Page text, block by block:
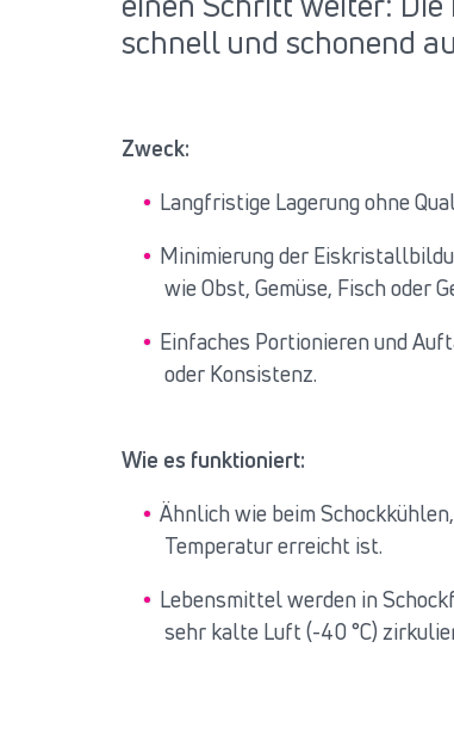
schnell und schonend
Zweck:
Langfristige Lagerung ohne
Minimierung der
wie Obst, Gemüse, Fisch oder
Einfaches Portionieren und
oder Konsistenz.
Wie es funktioniert:
Ähnlich wie beim
Temperatur erreicht ist.
Lebensmittel werden in
sehr kalte Luft (-40 °C)